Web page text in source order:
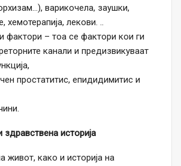
варикочела, заушки,
хемотерапија, лекови. ..
фактори – тоа се фактори кои ги
канали и предизвикуваат
простатитис, епидидимитис и
историја
живот, како и историја на